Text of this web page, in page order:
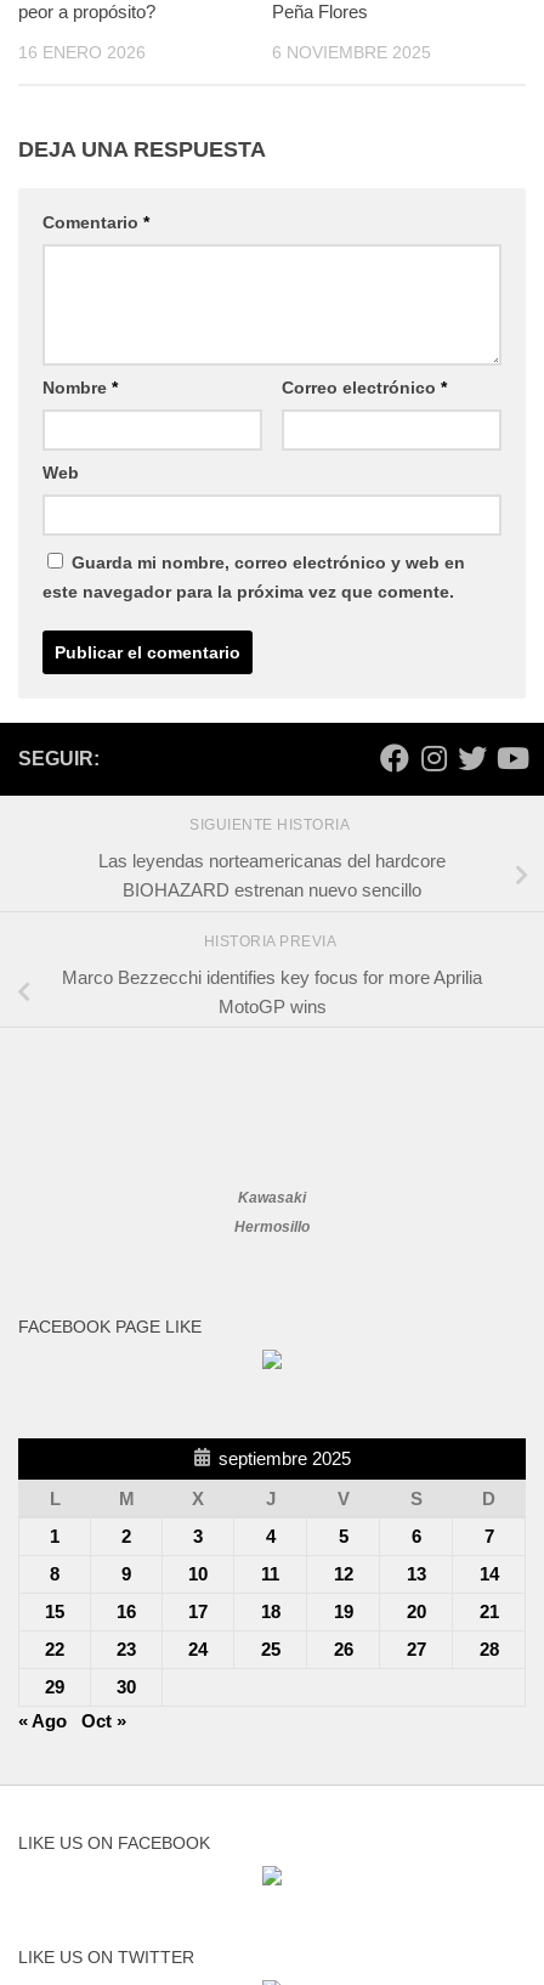
peor a propósito?
16 ENERO 2026
Peña Flores
6 NOVIEMBRE 2025
DEJA UNA RESPUESTA
Comentario *
Nombre * Correo electrónico *
Web
Guarda mi nombre, correo electrónico y web en
este navegador para la próxima vez que comente.
SEGUIR:
SIGUIENTE HISTORIA
Las leyendas norteamericanas del hardcore
BIOHAZARD estrenan nuevo sencillo
HISTORIA PREVIA
Marco Bezzecchi identifies key focus for more Aprilia
MotoGP wins
Kawasaki
Hermosillo
FACEBOOK PAGE LIKE
septiembre 2025
L
M X J V S
D
1
2 3 4 5 6
7
8
9 10 11 12 13
14
15
16 17 18 19 20
21
22
23 24 25 26 27
28
29
30
« Ago
Oct »
LIKE US ON FACEBOOK
LIKE US ON TWITTER